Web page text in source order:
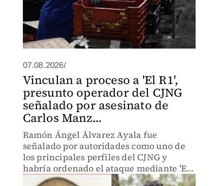
07.08.2026/
Vinculan a proceso a 'El R1',
presunto operador del CJNG
señalado por asesinato de
Carlos Manz...
Ramón Ángel Álvarez Ayala fue
señalado por autoridades como uno de
los principales perfiles del CJNG y
habría ordenado el ataque mediante 'El
Licenciado'.